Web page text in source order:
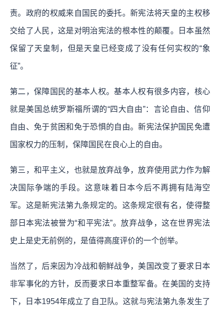
责。政府的权威来自国民的委托。新宪法将天皇的主权移
交给了人民，这是对明治宪法的根本性的颠覆。日本虽然
保留了天皇制，但是天皇已经变成了没有任何实权的“象
征”。
第二，保障国民的基本人权。基本人权有很多内容，核心
就是美国总统罗斯福所谓的“四大自由”：言论自由、信仰
自由、免于贫困和免于恐惧的自由。新宪法保护国民免遭
国家权力的压制，保障国民在良心上的自由。
第三，和平主义，也就是放弃战争，放弃使用武力作为解
决国际争端的手段。这意味着日本今后不再拥有陆海空
军。这是新宪法第九条规定的。这条规定很有名，使得整
部日本宪法被誉为“和平宪法”。放弃战争，这在世界宪法
史上是史无前例的，是值得高度评价的一个创举。
当然了，后来因为冷战和朝鲜战争，美国改变了要求日本
非军事化的方针，反而要求日本重整军备。在美国的支持
下，日本1954年成立了自卫队。这就与宪法第九条发生了